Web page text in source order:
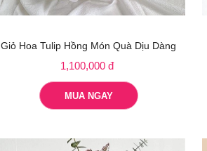
Giỏ Hoa Tulip Hồng Món Quà Dịu Dàng
1,100,000 đ
MUA NGAY